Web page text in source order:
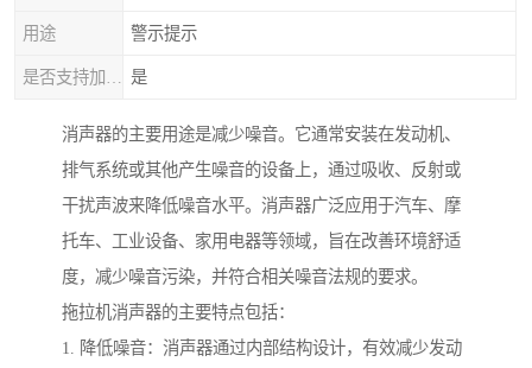
用途 警示提示
是
消声器的主要用途是减少噪音。它通常安装在发动机、
排气系统或其他产生噪音的设备上，通过吸收、反射或
干扰声波来降低噪音水平。消声器广泛应用于汽车、摩
托车、工业设备、家用电器等领域，旨在改善环境舒适
度，减少噪音污染，并符合相关噪音法规的要求。
拖拉机消声器的主要特点包括：
1. 降低噪音：消声器通过内部结构设计，有效减少发动